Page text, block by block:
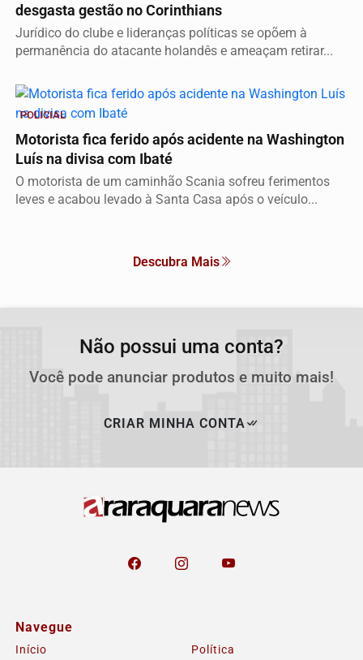
desgasta gestão no Corinthians
Jurídico do clube e lideranças políticas se opõem à
permanência do atacante holandês e ameaçam retirar...
POLICIAL
Motorista fica ferido após acidente na Washington
Luís na divisa com Ibaté
O motorista de um caminhão Scania sofreu ferimentos
leves e acabou levado à Santa Casa após o veículo...
Descubra Mais
Não possui uma conta?
Você pode anunciar produtos e muito mais!
CRIAR MINHA CONTA
Navegue
Início
Política